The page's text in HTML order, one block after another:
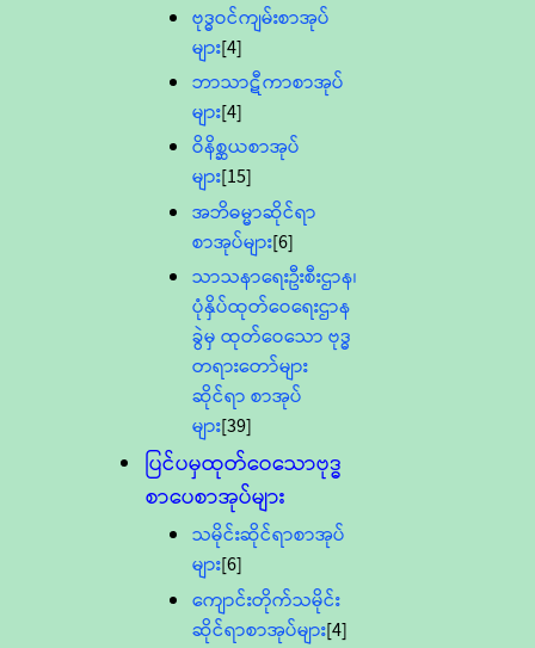
ဗုဒ္ဓဝင်ကျမ်းစာအုပ်
များ[4]
ဘာသာဋီကာစာအုပ်
များ[4]
ဝိနိစ္ဆယစာအုပ်
များ[15]
အဘိဓမ္မာဆိုင်ရာ
စာအုပ်များ[6]
သာသနာရေးဦးစီးဌာန၊
ပုံနှိပ်ထုတ်ဝေရေးဌာန
ခွဲမှ ထုတ်ဝေသော ဗုဒ္ဓ
တရားတော်များ
ဆိုင်ရာ စာအုပ်
များ[39]
ပြင်ပမှထုတ်ဝေသောဗုဒ္ဓ
စာပေစာအုပ်များ
သမိုင်းဆိုင်ရာစာအုပ်
များ[6]
ကျောင်းတိုက်သမိုင်း
ဆိုင်ရာစာအုပ်များ[4]